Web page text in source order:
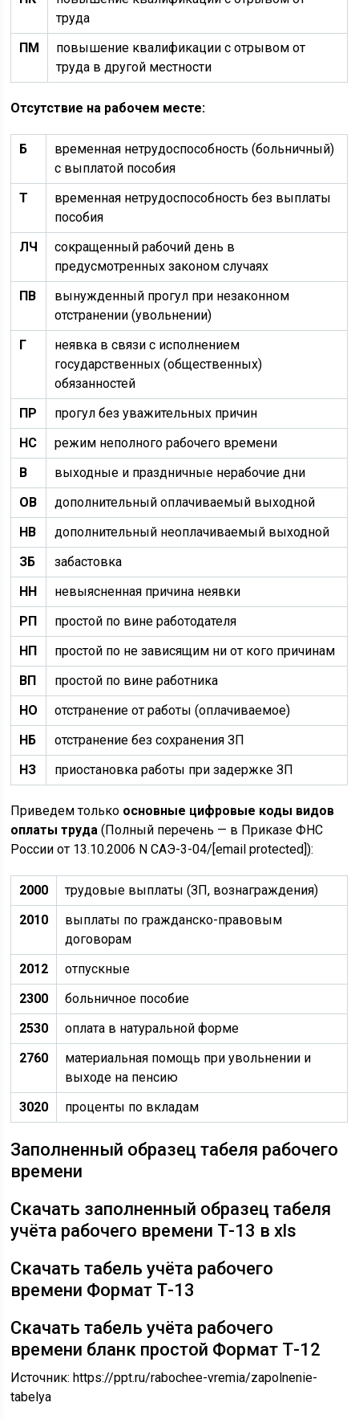
труда
ПМ
повышение квалификации с отрывом от
труда в другой местности
Отсутствие на рабочем месте:
Б
временная нетрудоспособность (больничный)
с выплатой пособия
Т
временная нетрудоспособность без выплаты
пособия
ЛЧ
сокращенный рабочий день в
предусмотренных законом случаях
ПВ
вынужденный прогул при незаконном
отстранении (увольнении)
Г
неявка в связи с исполнением
государственных (общественных)
обязанностей
ПР
прогул без уважительных причин
НС
режим неполного рабочего времени
В
выходные и праздничные нерабочие дни
ОВ
дополнительный оплачиваемый выходной
НВ
дополнительный неоплачиваемый выходной
ЗБ
забастовка
НН
невыясненная причина неявки
РП
простой по вине работодателя
НП
простой по не зависящим ни от кого причинам
ВП
простой по вине работника
НО
отстранение от работы (оплачиваемое)
НБ
отстранение без сохранения ЗП
НЗ
приостановка работы при задержке ЗП
Приведем только основные цифровые коды видов
оплаты труда (Полный перечень — в Приказе ФНС
России от 13.10.2006 N САЭ-3-04/[email protected]):
2000
трудовые выплаты (ЗП, вознаграждения)
2010
выплаты по гражданско-правовым
договорам
2012
отпускные
2300
больничное пособие
2530
оплата в натуральной форме
2760
материальная помощь при увольнении и
выходе на пенсию
3020
проценты по вкладам
Заполненный образец табеля рабочего
времени
Скачать заполненный образец табеля
учёта рабочего времени Т-13 в xls
Скачать табель учёта рабочего
времени Формат Т-13
Скачать табель учёта рабочего
времени бланк простой Формат Т-12
Источник:https://ppt.ru/rabochee-vremia/zapolnenie-
tabelya